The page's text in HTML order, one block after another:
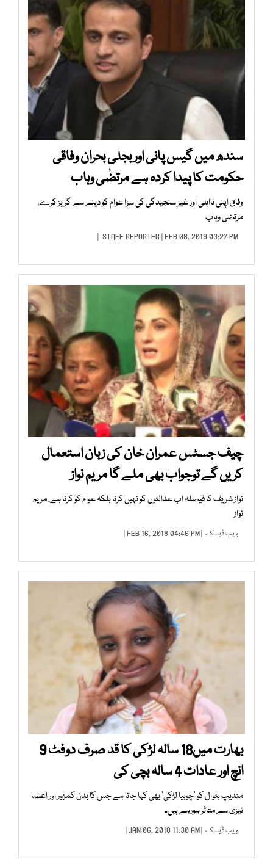
سندھ میں گیس پانی اور بجلی بحران وفاقی
حکومت کا پیدا کردہ ہے مرتضٰی وہاب
وفاق اپنی نااہلی اور غیر سنجیدگی کی سزا عوام کو دینے سے گریز کرے،
مرتضی وہاب
STAFF REPORTER| FEB 08, 2019 03:27 PM |
چیف جسٹس عمران خان کی زبان استعمال
کریں گے توجواب بھی ملے گا مریم نواز
نواز شریف کا فیصلہ اب عدالتوں کو نہیں کرنا بلکہ عوام کو کرنا ہے، مریم
نواز
ویب ڈیسک | FEB 16, 2018 04:46 PM |
بھارت میں18 سالہ لڑکی کا قد صرف دوفٹ 9
انچ اور عادات 4 سالہ بچی کی
مندیپ بٹوال کو ’چوہیا لڑکی‘ بھی کہا جاتا ہے جس کا بدن کمزور اور اعضا
تیزی سے متاثر ہورہے ہیں۔
ویب ڈیسک | JAN 06, 2018 11:30 AM |